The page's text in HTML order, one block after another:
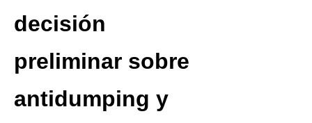
decisión
preliminar sobre
antidumping y